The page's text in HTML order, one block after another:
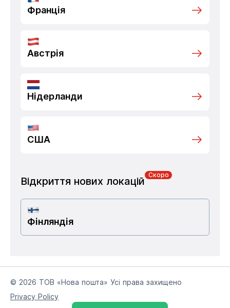
Франція
Австрія
Нідерланди
США
Відкриття нових локацій
Скоро
Фінляндія
© 2026 ТОВ «Нова пошта» Усі права захищено
Privacy Policy